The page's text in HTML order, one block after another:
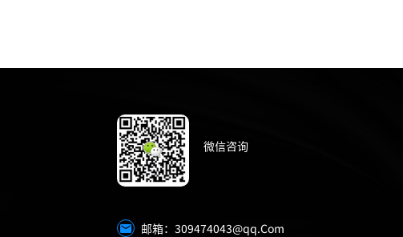
微信咨询
邮箱： 309474043@qq.Com